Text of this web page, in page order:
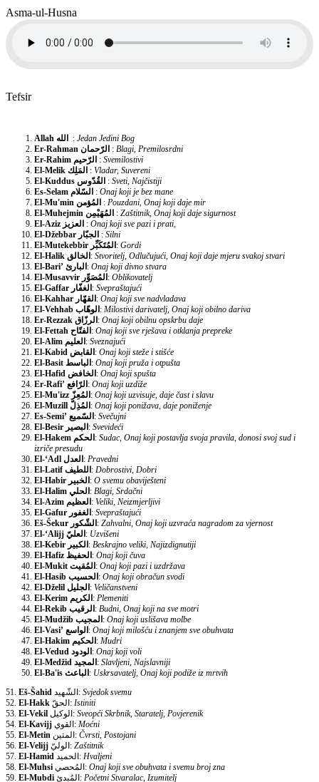
Asma-ul-Husna
Tefsir
Allah الله : Jedan Jedini Bog
Er-Rahman الرّحمان : Blagi, Premilosrdni
Er-Rahim الرّحيم : Svemilostivi
El-Melik المَلِك : Vladar, Suvereni
El-Kuddus القُدّوس : Sveti, Najčistiji
Es-Selam السّلام : Onaj koji je bez mane
El-Mu'min المُؤمن : Pouzdani, Onaj koji daje mir
El-Muhejmin المُهَيْمِن : Zaštitnik, Onaj koji daje sigurnost
El-Aziz العزيز : Onaj koji sve pazi i prati,
El-Džebbar الجبّار : Silni
El-Mutekebbir المُتَكَبِّر: Gordi
El-Halik الخالق: Stvoritelj, Odlučujući, Onaj koji daje mjeru svakoj stvari
El-Bari’ البارئ: Onaj koji divno stvara
El-Musavvir المُصَوِّر: Oblikovatelj
El-Gaffar الغفّار: Svepraštajući
El-Kahhar القهّار: Onaj koji sve nadvladava
El-Vehhab الوهّاب: Milostivi darivatelj, Onaj koji obilno dariva
Er-Rezzak الرزّاق: Onaj koji obilnu opskrbu daje
El-Fettah الفتّاح: Onaj koji sve rješava i otklanja prepreke
El-Alim العليم: Sveznajući
El-Kabid القابض: Onaj koji steže i stišće
El-Basit الباسط: Onaj koji pruža i otpušta
El-Hafid الخافض: Onaj koji spušta
Er-Rafi’ الرّافع: Onaj koji uzdiže
El-Mu'izz المُعِزّ: Onaj koji uzvisuje, daje čast i slavu
El-Muzill المُذِلّ: Onaj koji ponižava, daje poniženje
Es-Semi’ السّميع: Svečujni
El-Besir البصير: Svevideći
El-Hakem الحكم: Sudac, Onaj koji postavlja svoja pravila, donosi svoj sud i
izriče presudu
El-‘Adl العدل: Pravedni
El-Latif اللطيف: Dobrostivi, Dobri
El-Habir الخبير: O svemu obaviješteni
El-Halim الحلي: Blagi, Srdačni
El-Azim العظيم: Veliki, Neizmjerljivi
El-Gafur الغفور: Svepraštajući
Eš-Šekur الشّكور: Zahvalni, Onaj koji uzvraća nagradom za vjernost
El-‘Alijj العليّ: Uzvišeni
El-Kebir الكبير: Beskrajno veliki, Najizdignutiji
El-Hafiz الحفيظ: Onaj koji čuva
El-Mukit المُقيت: Onaj koji pazi i uzdržava
El-Hasib الحسيب: Onaj koji obračun svodi
El-Dželil الجليل: Veličanstveni
El-Kerim الكريم: Plemeniti
El-Rekib الرقيب: Budni, Onaj koji na sve motri
El-Mudžib المجيب: Onaj koji uslišava molbe
El-Vasi’ الواسع: Onaj koji milošću i znanjem sve obuhvata
El-Hakim الحكيم: Mudri
El-Vedud الودود: Onaj koji voli
El-Medžid المجيد: Slavljeni, Najslavniji
El-Ba'is الباعث: Uskrsavatelj, Onaj koji podiže iz mrtvih
51. Eš-Šahid الشّهيد: Svjedok svemu
52. El-Hakk الحقّ: Istiniti
53. El-Vekil الوكيل: Sveopći Skrbnik, Staratelj, Povjerenik
54. El-Kavijj القوي: Moćni
55. El-Metin المتين: Čvrsti, Postojani
56. El-Velijj الوليّ: Zaštitnik
57. El-Hamid الحميد: Hvaljeni
58. El-Muhsi المُحصي: Onaj koji sve obuhvata i svemu broj zna
59. El-Mubdi المُبدئ: Početni Stvaralac, Izumitelj